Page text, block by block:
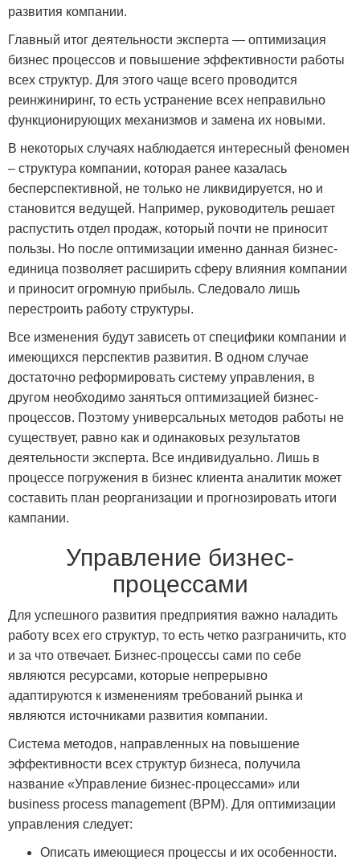
развития компании.
Главный итог деятельности эксперта — оптимизация
бизнес процессов и повышение эффективности работы
всех структур. Для этого чаще всего проводится
реинжиниринг, то есть устранение всех неправильно
функционирующих механизмов и замена их новыми.
В некоторых случаях наблюдается интересный феномен
– структура компании, которая ранее казалась
бесперспективной, не только не ликвидируется, но и
становится ведущей. Например, руководитель решает
распустить отдел продаж, который почти не приносит
пользы. Но после оптимизации именно данная бизнес-
единица позволяет расширить сферу влияния компании
и приносит огромную прибыль. Следовало лишь
перестроить работу структуры.
Все изменения будут зависеть от специфики компании и
имеющихся перспектив развития. В одном случае
достаточно реформировать систему управления, в
другом необходимо заняться оптимизацией бизнес-
процессов. Поэтому универсальных методов работы не
существует, равно как и одинаковых результатов
деятельности эксперта. Все индивидуально. Лишь в
процессе погружения в бизнес клиента аналитик может
составить план реорганизации и прогнозировать итоги
кампании.
Управление бизнес-
процессами
Для успешного развития предприятия важно наладить
работу всех его структур, то есть четко разграничить, кто
и за что отвечает. Бизнес-процессы сами по себе
являются ресурсами, которые непрерывно
адаптируются к изменениям требований рынка и
являются источниками развития компании.
Система методов, направленных на повышение
эффективности всех структур бизнеса, получила
название «Управление бизнес-процессами» или
business process management (BPM). Для оптимизации
управления следует:
Описать имеющиеся процессы и их особенности.